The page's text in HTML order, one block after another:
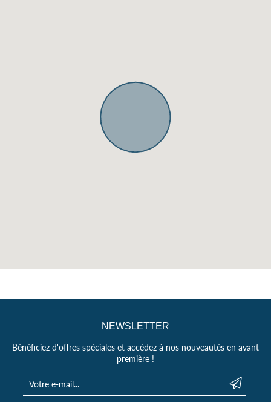
NEWSLETTER
Bénéficiez d'offres spéciales et accédez à nos nouveautés en avant
première !
Votre e-mail *
Envoyer